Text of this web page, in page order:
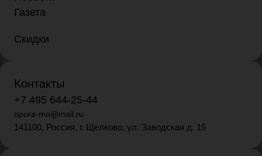
Газета
Скидки
Контакты
+7 495 644-25-44
opora-mo@mail.ru
141100, Россия, г. Щелково, ул. Заводская д. 15